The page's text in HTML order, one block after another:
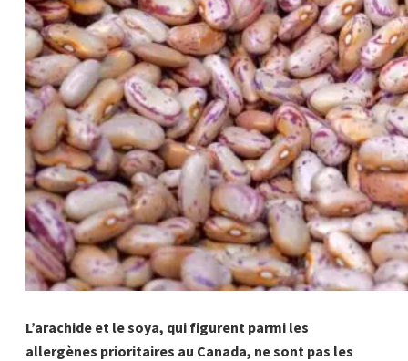
L’arachide et le soya, qui figurent parmi les
allergènes prioritaires au Canada, ne sont pas les